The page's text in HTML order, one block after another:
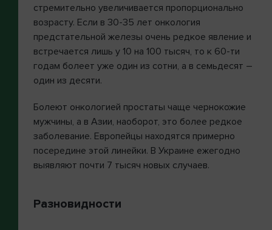
стремительно увеличивается пропорционально
возрасту. Если в 30-35 лет онкология
предстательной железы очень редкое явление и
встречается лишь у 10 на 100 тысяч, то к 60-ти
годам болеет уже один из сотни, а в семьдесят –
один из десяти.
Болеют онкологией простаты чаще чернокожие
мужчины, а в Азии, наоборот, это более редкое
заболевание. Европейцы находятся примерно
посередине этой линейки. В Украине ежегодно
выявляют почти 7 тысяч новых случаев.
Разновидности